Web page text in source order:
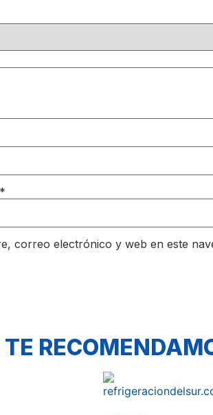
*
correo electrónico y web en este